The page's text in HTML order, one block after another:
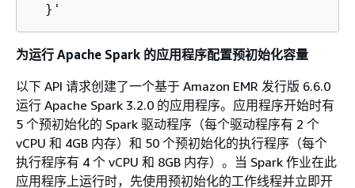
  }'
为运行 Apache Spark 的应用程序配置预初始化容量
以下 API 请求创建了一个基于 Amazon EMR 发行版 6.6.0
运行 Apache Spark 3.2.0 的应用程序。应用程序开始时有
5 个预初始化的 Spark 驱动程序（每个驱动程序有 2 个
vCPU 和 4GB 内存）和 50 个预初始化的执行程序（每个
执行程序有 4 个 vCPU 和 8GB 内存）。当 Spark 作业在此
应用程序上运行时，先使用预初始化的工作线程并立即开